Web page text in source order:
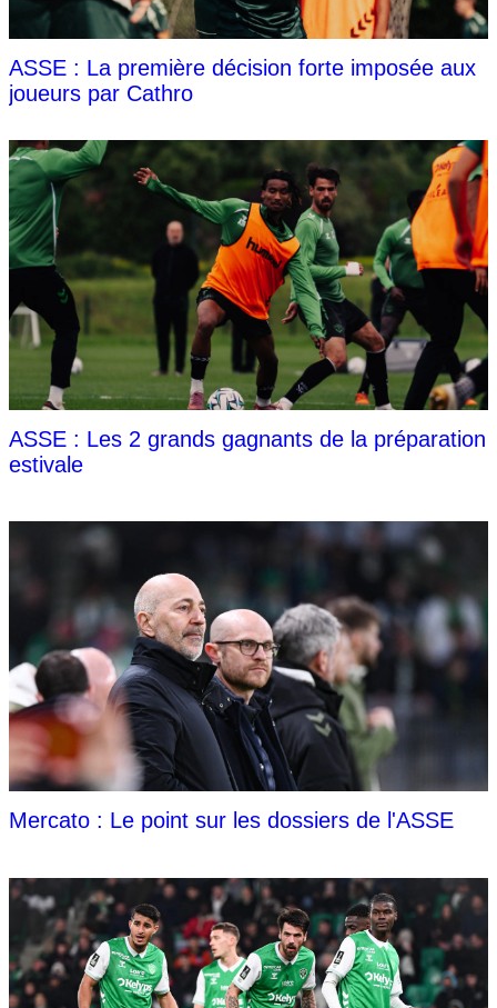
ASSE : La première décision forte imposée aux
joueurs par Cathro
ASSE : Les 2 grands gagnants de la préparation
estivale
Mercato : Le point sur les dossiers de l'ASSE